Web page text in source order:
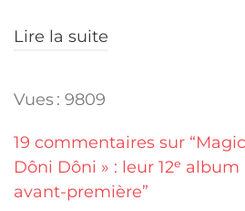
Lire la suite
Vues : 9809
19 commentaires sur
Dôni Dôni » : leur 12ᵉ
avant-première”